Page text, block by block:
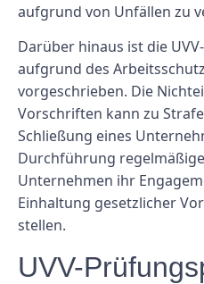
aufgrund von Unfällen zu
Darüber hinaus ist die
aufgrund des
vorgeschrieben. Die
Vorschriften kann zu
Schließung eines
Durchführung
Unternehmen ihr
Einhaltung gesetzlicher
stellen.
UVV-